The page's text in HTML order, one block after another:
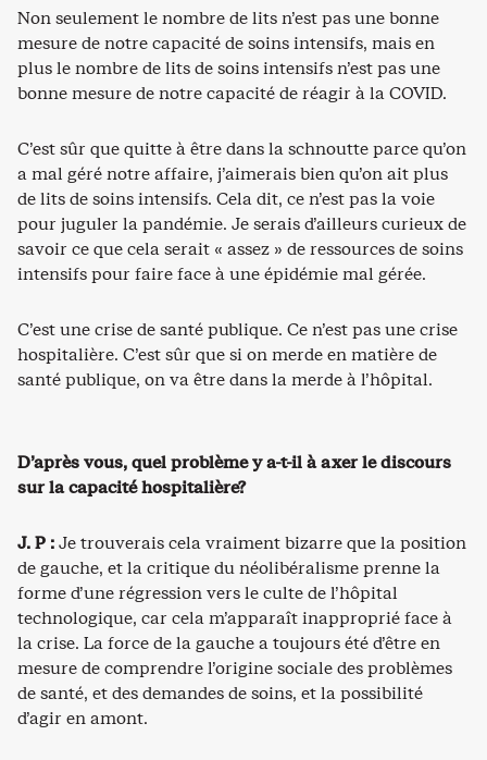
Non seulement le nombre de lits n’est pas une bonne
mesure de notre capacité de soins intensifs, mais en
plus le nombre de lits de soins intensifs n’est pas une
bonne mesure de notre capacité de réagir à la COVID.
C’est sûr que quitte à être dans la schnoutte parce qu’on
a mal géré notre affaire, j’aimerais bien qu’on ait plus
de lits de soins intensifs. Cela dit, ce n’est pas la voie
pour juguler la pandémie. Je serais d’ailleurs curieux de
savoir ce que cela serait « assez » de ressources de soins
intensifs pour faire face à une épidémie mal gérée.
C’est une crise de santé publique. Ce n’est pas une crise
hospitalière. C’est sûr que si on merde en matière de
santé publique, on va être dans la merde à l’hôpital.
D’après vous, quel problème y a-t-il à axer le discours
sur la capacité hospitalière?
J. P :Je trouverais cela vraiment bizarre que la position
de gauche, et la critique du néolibéralisme prenne la
forme d’une régression vers le culte de l’hôpital
technologique, car cela m’apparaît inapproprié face à
la crise. La force de la gauche a toujours été d’être en
mesure de comprendre l’origine sociale des problèmes
de santé, et des demandes de soins, et la possibilité
d’agir en amont.